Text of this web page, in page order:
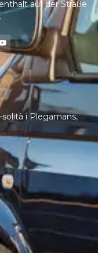
auf der Straße
i Plegamans,